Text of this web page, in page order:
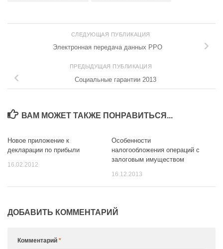
СЛЕДУЮЩАЯ ПУБЛИКАЦИЯ
Электронная передача данных РРО
ПРЕДЫДУЩАЯ ПУБЛИКАЦИЯ
Социальные гарантии 2013
ВАМ МОЖЕТ ТАКЖЕ ПОНРАВИТЬСЯ...
Новое приложение к
декларации по прибыли
16.02.2012
Особенности
налогообложения операций с
залоговым имуществом
16.12.2013
ДОБАВИТЬ КОММЕНТАРИЙ
Комментарий *